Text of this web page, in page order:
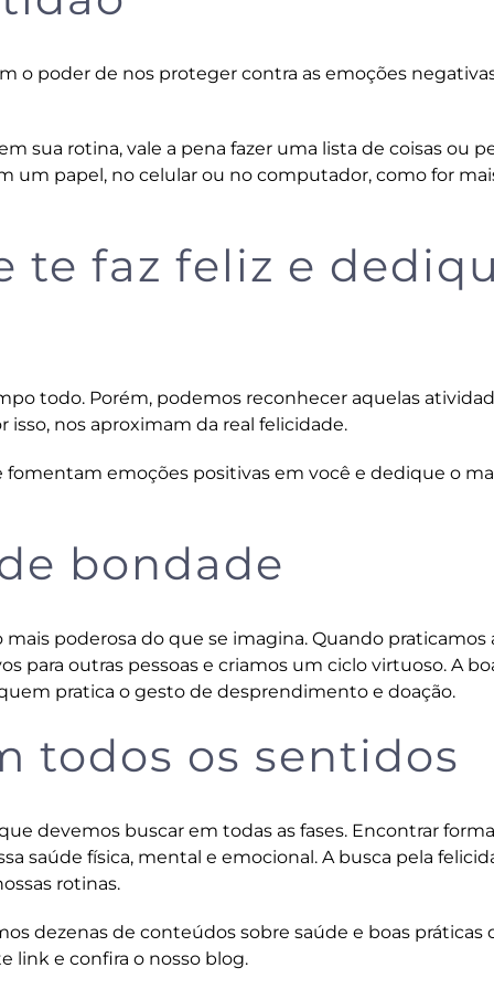
o poder de nos proteger contra as emoções
sua rotina, vale a pena fazer uma lista de coisas ou
um papel, no celular ou no computador, como for
te faz feliz e
todo. Porém, podemos reconhecer aquelas
nos aproximam da real felicidade.
emoções positivas em você e dedique o
bondade
poderosa do que se imagina. Quando praticamos
para outras pessoas e criamos um ciclo virtuoso. A
pratica o gesto de desprendimento e doação.
todos os sentidos
devemos buscar em todas as fases. Encontrar
saúde física, mental e emocional. A busca pela
rotinas.
dezenas de conteúdos sobre saúde e boas práticas
linke confira o nosso blog.